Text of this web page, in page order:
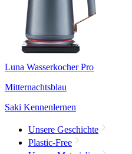
Luna Wasserkocher Pro
Mitternachtsblau
Saki Kennenlernen
Unsere Geschichte
Plastic-Free